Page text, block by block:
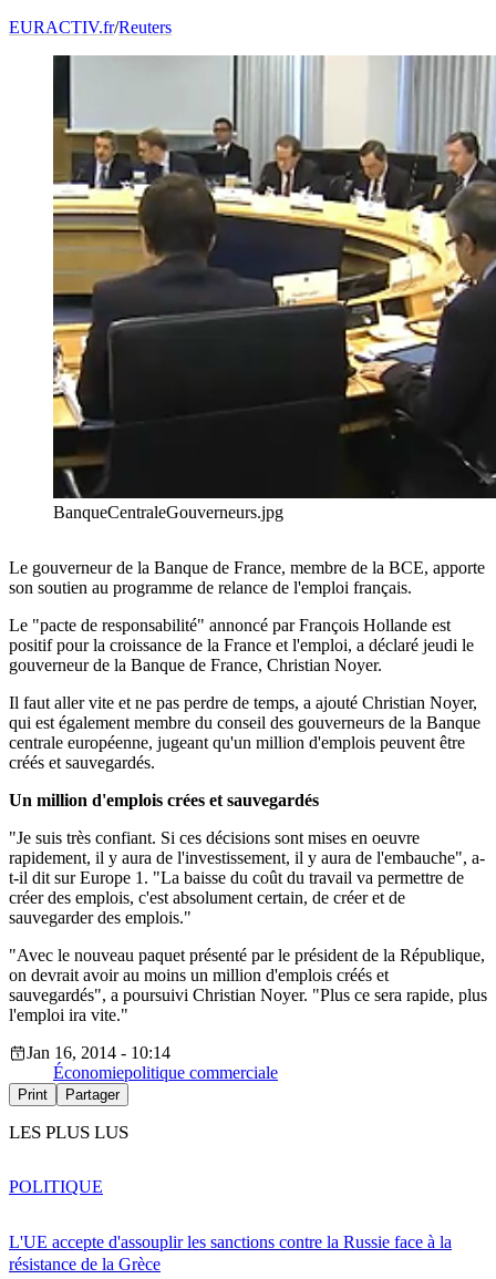
EURACTIV.fr/Reuters
BanqueCentraleGouverneurs.jpg
Le gouverneur de la Banque de France, membre de la BCE, apporte
son soutien au programme de relance de l'emploi français.
Le "pacte de responsabilité" annoncé par François Hollande est
positif pour la croissance de la France et l'emploi, a déclaré jeudi le
gouverneur de la Banque de France, Christian Noyer.
Il faut aller vite et ne pas perdre de temps, a ajouté Christian Noyer,
qui est également membre du conseil des gouverneurs de la Banque
centrale européenne, jugeant qu'un million d'emplois peuvent être
créés et sauvegardés.
Un million d'emplois crées et sauvegardés
"Je suis très confiant. Si ces décisions sont mises en oeuvre
rapidement, il y aura de l'investissement, il y aura de l'embauche", a-
t-il dit sur Europe 1. "La baisse du coût du travail va permettre de
créer des emplois, c'est absolument certain, de créer et de
sauvegarder des emplois."
"Avec le nouveau paquet présenté par le président de la République,
on devrait avoir au moins un million d'emplois créés et
sauvegardés", a poursuivi Christian Noyer. "Plus ce sera rapide, plus
l'emploi ira vite."
Jan 16, 2014 - 10:14
Économiepolitique commerciale
Print Partager
LES PLUS LUS
L'UE accepte d'assouplir les sanctions contre la Russie face à la
résistance de la Grèce
POLITIQUE